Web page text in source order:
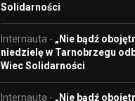
Solidarności
Internauta - „Nie bądź
niedzielę w Tarnobrzegu
Wiec Solidarności
Internauta - „Nie bądź